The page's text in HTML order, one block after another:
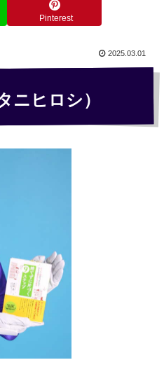
Pinterest
2025.03.01
ニヒロシ）